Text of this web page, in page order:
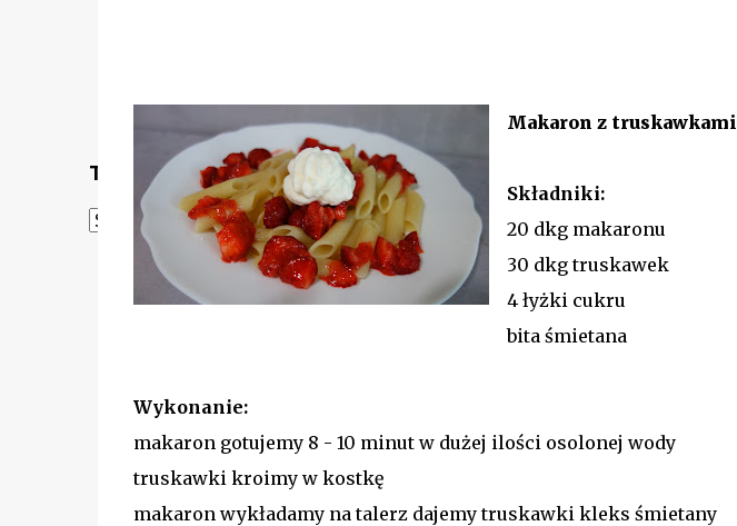
Translate
Powered by Translate
Makaron z truskawkami
Składniki:
20 dkg makaronu
30 dkg truskawek
4 łyżki cukru
bita śmietana
Wykonanie:
makaron gotujemy 8 - 10 minut w dużej ilości osolonej wody
truskawki kroimy w kostkę
makaron wykładamy na talerz dajemy truskawki kleks śmietany